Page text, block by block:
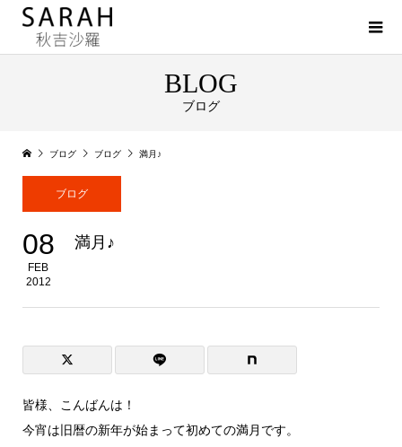
BLOG
ブログ
ブログ ブログ 満月♪
ブログ
08
FEB
2012
満月♪
皆様、こんばんは！
今宵は旧暦の新年が始まって初めての満月です。